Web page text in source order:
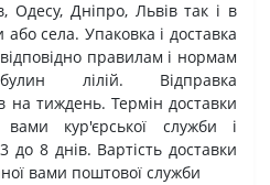
Одесу, Дніпро, Львів так і в
села. Упаковка і доставка
правилам і нормам
лілій. Відправка
на тиждень. Термін доставки
кур'єрської служби і
до 8 днів. Вартість доставки
вами поштової служби